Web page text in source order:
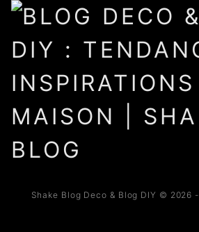
Shake Blog Deco & Blog DIY © 2026 -